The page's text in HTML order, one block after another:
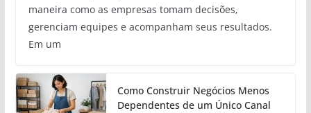
maneira como as empresas tomam decisões,
gerenciam equipes e acompanham seus resultados.
Em um
Como Construir Negócios Menos
Dependentes de um Único Canal